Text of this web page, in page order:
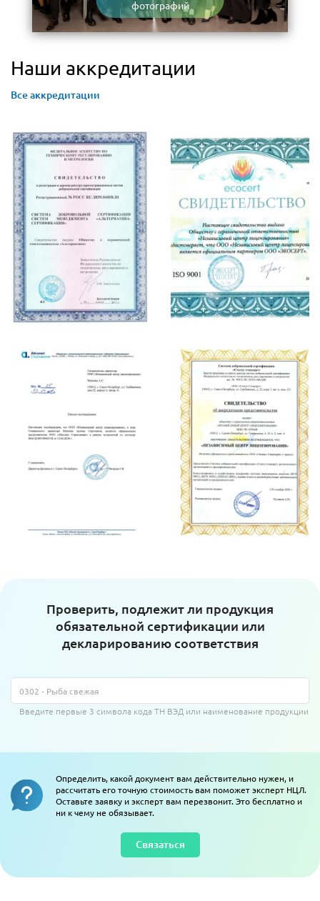
фотографий
Наши аккредитации
Все аккредитации
Проверить, подлежит ли продукция
обязательной сертификации или
декларированию соответствия
Введите первые 3 символа кода ТН ВЭД или наименование продукции
Определить, какой документ вам действительно нужен, и
рассчитать его точную стоимость вам поможет эксперт НЦЛ.
Оставьте заявку и эксперт вам перезвонит. Это бесплатно и
ни к чему не обязывает.
Связаться